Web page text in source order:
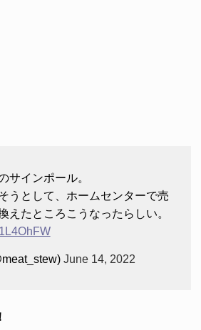
サインポール。
うとして、ホームセンターで売
えたところこうなったらしい。
June 14, 2022